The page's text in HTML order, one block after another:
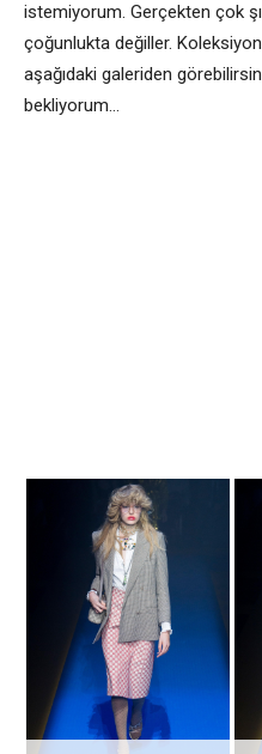
istemiyorum. Gerçekten çok
çoğunlukta değiller.
aşağıdaki galeriden
bekliyorum…